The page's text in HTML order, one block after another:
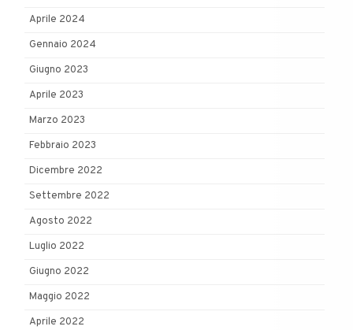
Aprile 2024
Gennaio 2024
Giugno 2023
Aprile 2023
Marzo 2023
Febbraio 2023
Dicembre 2022
Settembre 2022
Agosto 2022
Luglio 2022
Giugno 2022
Maggio 2022
Aprile 2022